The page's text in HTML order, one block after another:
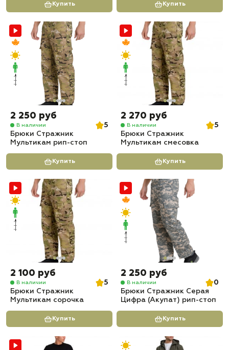
Купить Купить
2 250 руб
В наличии
5
Брюки Стражник
Мультикам рип-стоп
Купить
2 270 руб
В наличии
5
Брюки Стражник
Мультикам смесовка
Купить
2 100 руб
В наличии
5
Брюки Стражник
Мультикам сорочка
Купить
2 250 руб
В наличии
0
Брюки Стражник Серая
Цифра (Акупат) рип-стоп
Купить